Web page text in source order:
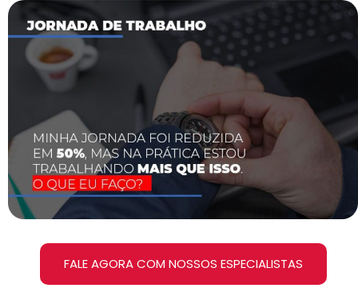
FALE AGORA COM NOSSOS ESPECIALISTAS